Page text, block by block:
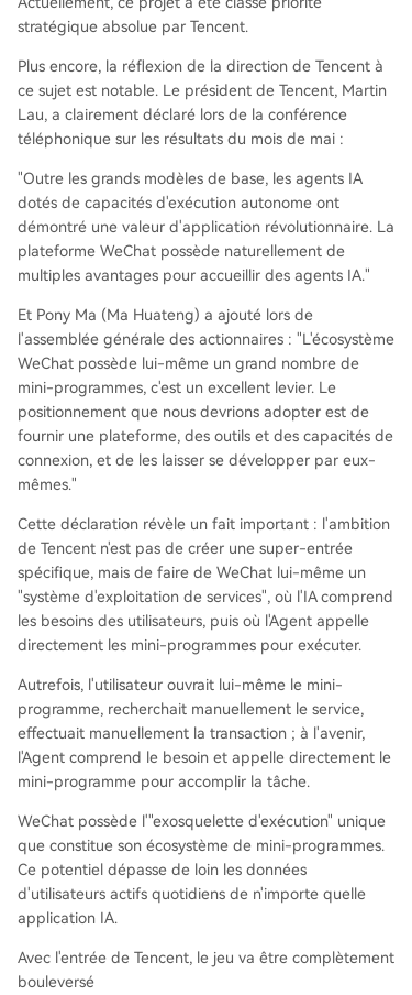
stratégique absolue par Tencent.
Plus encore, la réflexion de la direction de Tencent à
ce sujet est notable. Le président de Tencent, Martin
Lau, a clairement déclaré lors de la conférence
téléphonique sur les résultats du mois de mai :
"Outre les grands modèles de base, les agents IA
dotés de capacités d'exécution autonome ont
démontré une valeur d'application révolutionnaire. La
plateforme WeChat possède naturellement de
multiples avantages pour accueillir des agents IA."
Et Pony Ma (Ma Huateng) a ajouté lors de
l'assemblée générale des actionnaires : "L'écosystème
WeChat possède lui-même un grand nombre de
mini-programmes, c'est un excellent levier. Le
positionnement que nous devrions adopter est de
fournir une plateforme, des outils et des capacités de
connexion, et de les laisser se développer par eux-
mêmes."
Cette déclaration révèle un fait important : l'ambition
de Tencent n'est pas de créer une super-entrée
spécifique, mais de faire de WeChat lui-même un
"système d'exploitation de services", où l'IA comprend
les besoins des utilisateurs, puis où l'Agent appelle
directement les mini-programmes pour exécuter.
Autrefois, l'utilisateur ouvrait lui-même le mini-
programme, recherchait manuellement le service,
effectuait manuellement la transaction ; à l'avenir,
l'Agent comprend le besoin et appelle directement le
mini-programme pour accomplir la tâche.
WeChat possède l'"exosquelette d'exécution" unique
que constitue son écosystème de mini-programmes.
Ce potentiel dépasse de loin les données
d'utilisateurs actifs quotidiens de n'importe quelle
application IA.
Avec l'entrée de Tencent, le jeu va être complètement
bouleversé